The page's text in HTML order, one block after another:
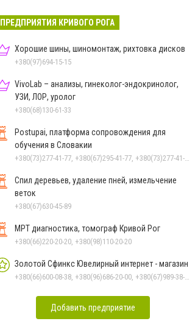
ПРЕДПРИЯТИЯ КРИВОГО РОГА
Хорошие шины, шиномонтаж, рихтовка дисков
+380(97)694-15-15
VivoLab – анализы, гинеколог-эндокринолог,
УЗИ, ЛОР, уролог
+380(68)130-61-33
Postupai, платформа сопровождения для
обучения в Словакии
Спил деревьев, удаление пней, измельчение
веток
+380(67)630-45-89
МРТ диагностика, томограф Кривой Рог
+380(66)220-20-20, +380(98)110-20-20
Золотой Сфинкс Ювелирный интернет - магазин
Добавить предприятие